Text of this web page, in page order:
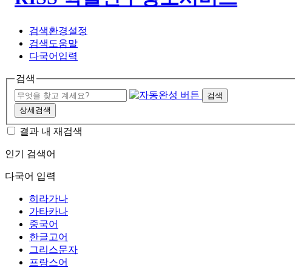
검색환경설정
검색도움말
다국어입력
검색
검색
상세검색
결과 내 재검색
인기 검색어
다국어 입력
히라가나
가타카나
중국어
한글고어
그리스문자
프랑스어